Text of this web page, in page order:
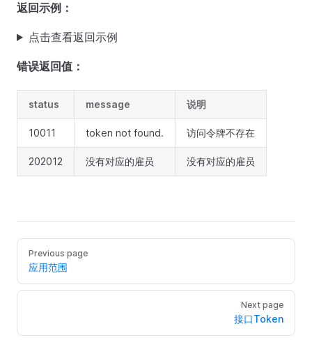
返回示例：
点击查看返回示例
错误返回值：
status message 说明
10011 token not found. 访问令牌不存在
202012 没有对应的雇员 没有对应的雇员
Previous page
应用范围
Next page
接口Token